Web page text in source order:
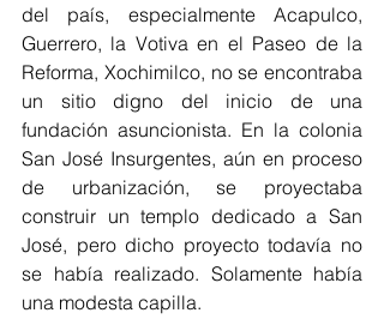
del país, especialmente Acapulco,
Guerrero, la Votiva en el Paseo de la
Reforma, Xochimilco, no se encontraba
un sitio digno del inicio de una
fundación asuncionista. En la colonia
San José Insurgentes, aún en proceso
de urbanización, se proyectaba
construir un templo dedicado a San
José, pero dicho proyecto todavía no
se había realizado. Solamente había
una modesta capilla.